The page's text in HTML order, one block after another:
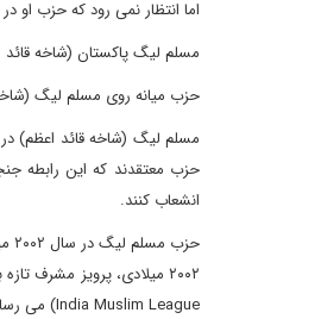
اما انتظار نمی رود که حزب او
مسلم لیگ پاکستان (شاخه قائد
حزب میانه روی مسلم لیگ (شاخه قائد
حزب معتقدند که این رابطه
انشعاب کنند.
India Muslim League) می رساند که رهبری آن را محمد علی جناح (بنیانگذار پاکستان، معروف به قائد اعظم) به عهده داشت.